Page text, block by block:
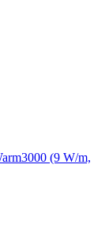
(9 W/m,